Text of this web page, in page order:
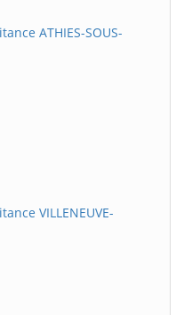
ATHIES-SOUS-
VILLENEUVE-